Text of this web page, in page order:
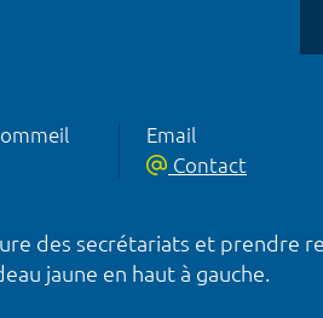
Email
Contact
des secrétariats et prendre
jaune en haut à gauche.